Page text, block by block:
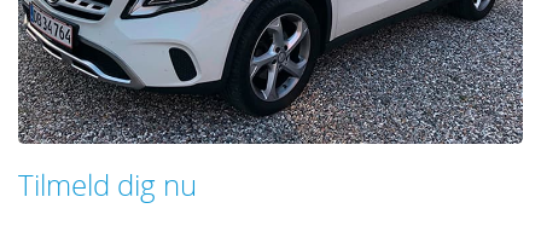
Tilmeld dig nu